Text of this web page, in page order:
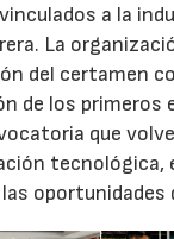
a la
La
del certamen
de los primeros
que
tecnológica,
oportunidades